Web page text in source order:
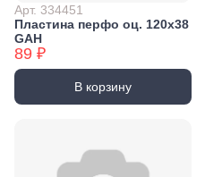
Арт. 334451
Пластина перфо оц. 120x38
GAH
89 ₽
В корзину